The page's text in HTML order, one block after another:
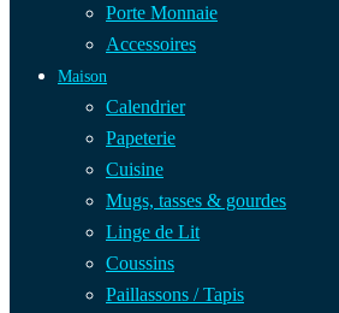
Porte Monnaie
Accessoires
Maison
Calendrier
Papeterie
Cuisine
Mugs, tasses & gourdes
Linge de Lit
Coussins
Paillassons / Tapis